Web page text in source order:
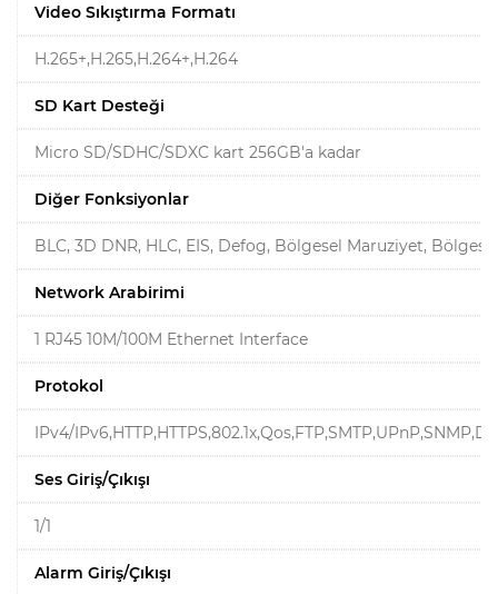
Video Sıkıştırma Formatı
H.265+,H.265,H.264+,H.264
SD Kart Desteği
Micro SD/SDHC/SDXC kart 256GB'a kadar
Diğer Fonksiyonlar
BLC, 3D DNR, HLC, EIS, Defog, Bölgesel Maruziyet,
Network Arabirimi
1 RJ45 10M/100M Ethernet Interface
Protokol
IPv4/
Ses Giriş/Çıkışı
1/1
Alarm Giriş/Çıkışı